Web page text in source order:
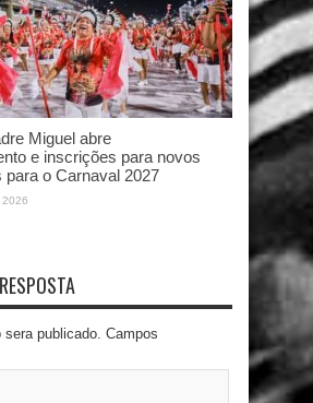
Miguel abre
e inscrições para novos
para o Carnaval 2027
sera publicado. Campos